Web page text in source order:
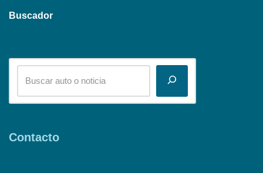
Buscador
Contacto